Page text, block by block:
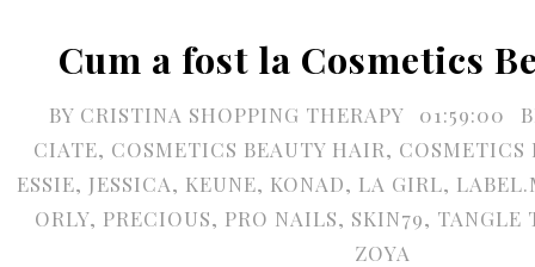
Cum a fost la Cosmetics
BY CRISTINA SHOPPING THERAPY 01:59:00
CIATE, COSMETICS BEAUTY HAIR, COSMETICS
ESSIE, JESSICA, KEUNE, KONAD, LA GIRL,
ORLY, PRECIOUS, PRO NAILS, SKIN79, TANGLE
ZOYA